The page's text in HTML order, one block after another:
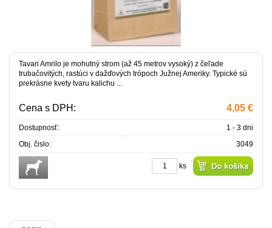
Tavari Amrilo je mohutný strom (až 45 metrov vysoký) z čeľade
trubačovitých, rastúci v dažďových trópoch Južnej Ameriky. Typické sú
prekrásne kvety tvaru kalichu ...
Cena s DPH: 4,05 €
Dostupnosť:
1 - 3 dni
Obj. čislo:
3049
ks